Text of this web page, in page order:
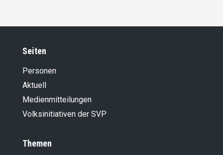
Seiten
Personen
Aktuell
Medienmitteilungen
Volksinitiativen der SVP
Themen